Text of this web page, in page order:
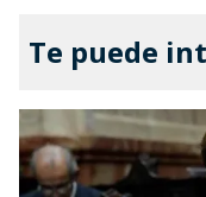
Te puede